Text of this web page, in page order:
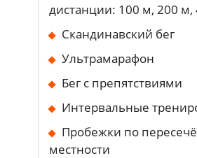
дистанции: 100 м, 200 м,
Скандинавский бег
Ультрамарафон
Бег с препятствиями
Интервальные
Пробежки по
местности